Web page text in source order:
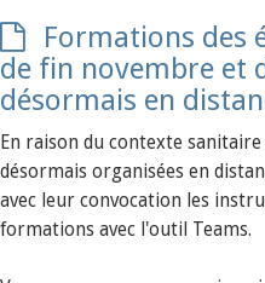
Formations des
de fin novembre et
désormais en
En raison du contexte
désormais organisées en
avec leur convocation les
formations avec l'outil Teams.